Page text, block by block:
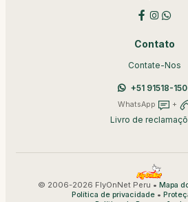
Contato
Contate-Nos
+51 91518-
WhatsApp +
Livro de
© 2006-2026 FlyOnNet Peru • Mapa
Política de privacidade •